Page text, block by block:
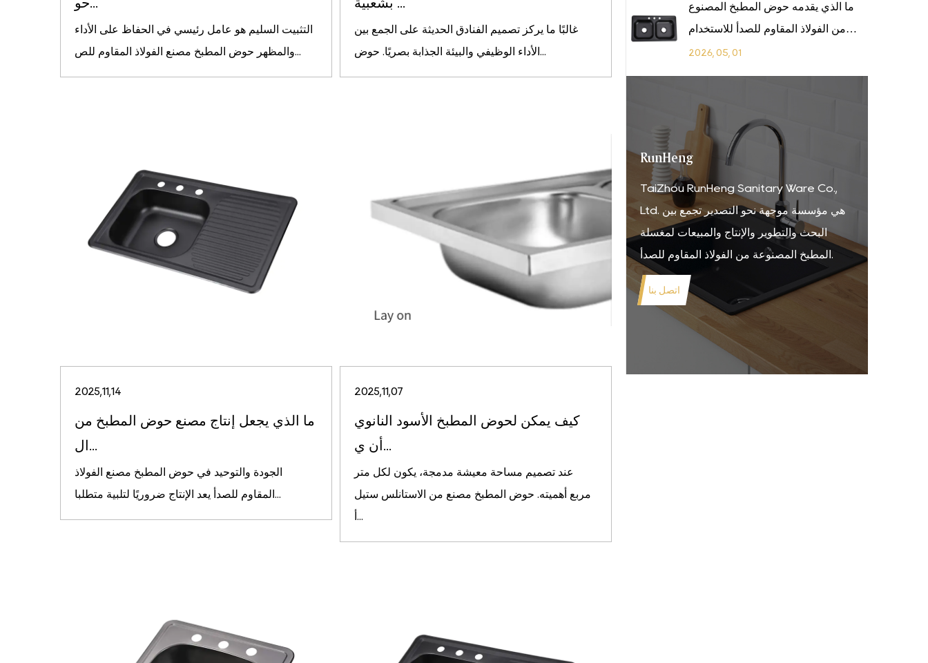
ما الذي يقدمه حوض المطبخ المصنوع
من الفولاذ المقاوم للصدأ للاستخدام
طويل الأمد
2026, 05, 01
RunHeng
TaiZhou RunHeng Sanitary Ware Co.,
Ltd. هي مؤسسة موجهة نحو التصدير تجمع بين
البحث والتطوير والإنتاج والمبيعات لمغسلة
اتصل بنا
التثبيت السليم هو عامل رئيسي في الحفاظ على الأداء غالبًا ما يركز تصميم الفنادق الحديثة على الجمع بين
2025,11,14
ما الذي يجعل إنتاج مصنع حوض المطبخ من
الجودة والتوحيد في حوض المطبخ مصنع الفولاذ
2025,11,07
كيف يمكن لحوض المطبخ الأسود النانوي
عند تصميم مساحة معيشة مدمجة، يكون لكل متر
مربع أهميته. حوض المطبخ مصنع من الاستانلس ستيل